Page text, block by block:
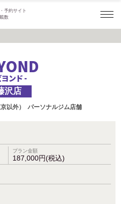
予約サイト
数
ンド -
沢店
以外） パーソナルジム店舗
プラン金額
187,000円(税込)